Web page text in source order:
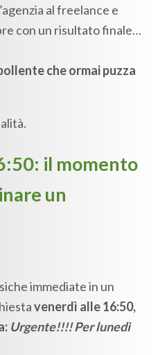
al freelance e
con un risultato finale…
che ormai puzza
il momento
un
immediate in un
venerdì alle 16:50,
Urgente!!!! Per lunedì